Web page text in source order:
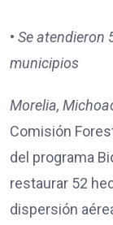
• Se atendieron
municipios
Morelia,
Comisión
del programa
restaurar 52
dispersión